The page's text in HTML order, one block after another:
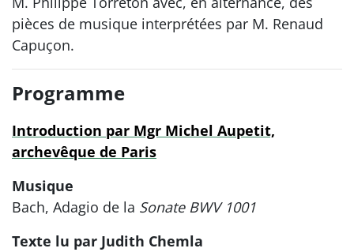
pièces de musique interprétées par M. Renaud
Capuçon.
Programme
Introduction par Mgr Michel Aupetit,
archevêque de Paris
Musique
Bach, Adagio de la Sonate BWV 1001
Texte lu par Judith Chemla